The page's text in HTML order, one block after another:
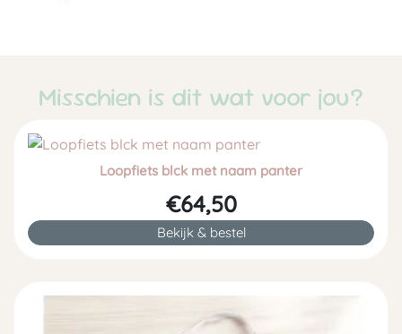
Misschien is dit wat voor jou?
Loopfiets blck met naam panter
€64,50
Bekijk & bestel